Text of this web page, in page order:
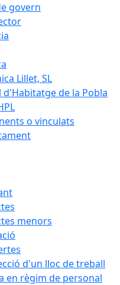
govern
Lillet, SL
de la Pobla
o vinculats
menors
d'un lloc de treball
en règim de personal